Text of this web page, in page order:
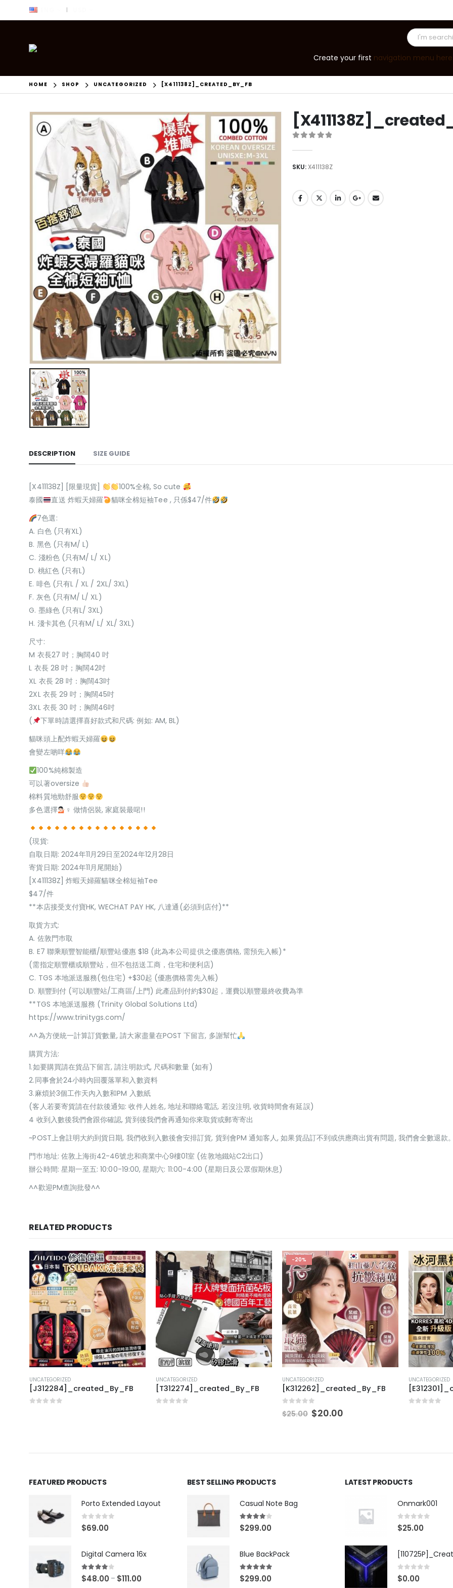
|
Create your first navigation menu here
HOME SHOP UNCATEGORIZED [X411138Z]_CREATED_BY_FB
SKU:X411138Z
DESCRIPTION SIZE GUIDE
[X411138Z] [限量現貨]
100%全棉, So cute
泰國
直送 炸蝦天婦羅
貓咪全棉短袖Tee , 只係$47/件
7色選:
A. 白色 (只有XL)
B. 黑色 (只有M/ L)
C. 淺粉色 (只有M/ L/ XL)
D. 桃紅色 (只有L)
E. 啡色 (只有L / XL / 2XL/ 3XL)
F. 灰色 (只有M/ L/ XL)
G. 墨綠色 (只有L/ 3XL)
H. 淺卡其色 (只有M/ L/ XL/ 3XL)
尺寸:
M 衣長27 吋；胸闊40 吋
L 衣長 28 吋；胸闊42吋
XL 衣長 28 吋：胸闊43吋
2XL 衣長 29 吋；胸闊45吋
3XL 衣長 30 吋；胸闊46吋
(
下單時請選擇喜好款式和尺碼: 例如: AM, BL)
貓咪頭上配炸蝦天婦羅
會變左啲咩
100%純棉製造
可以著oversize
棉料質地勁舒服
多色選擇
‍♀ 做情侶裝, 家庭裝最啱!!
(現貨:
自取日期: 2024年11月29日至2024年12月28日
寄貨日期: 2024年11月尾開始)
[X411138Z] 炸蝦天婦羅貓咪全棉短袖Tee
$47/件
**本店接受支付寶HK, WECHAT PAY HK, 八達通(必須到店付)**
取貨方式:
A. 佐敦門巿取
B. E7 聯乘順豐智能櫃/順豐站優惠 $18 (此為本公司提供之優惠價格, 需預先入帳)*
(需指定順豐櫃或順豐站，但不包括送工商，住宅和便利店)
C. TGS 本地派送服務(包住宅) +$30起 (優惠價格需先入帳)
D. 順豐到付 (可以順豐站/工商區/上門) 此產品到付約$30起，運費以順豐最終收費為準
**TGS 本地派送服務 (Trinity Global Solutions Ltd)
https://www.trinitygs.com/
^^為方便統一計算訂貨數量, 請大家盡量在POST 下留言, 多謝幫忙
購買方法:
1.如要購買請在貨品下留言, 請注明款式, 尺碼和數量 (如有)
2.同事會於24小時內回覆落單和入數資料
3.麻煩於3個工作天內入數和PM 入數紙
(客人若要寄貨請在付款後通知: 收件人姓名, 地址和聯絡電話, 若沒注明, 收貨時間會有延誤)
4 收到入數後我們會跟你確認, 貨到後我們會再通知你來取貨或郵寄寄出
~POST上會註明大約到貨日期, 我們收到入數後會安排訂貨, 貨到會PM 通知客人, 如果貨品訂不到或供應商出貨有問題, 我們會全數退款
門巿地址: 佐敦上海街42-46號忠和商業中心9樓01室 (佐敦地鐵站C2出口)
辦公時間: 星期一至五: 10:00-19:00, 星期六: 11:00-4:00 (星期日及公眾假期休息)
^^歡迎PM查詢批發^^
RELATED PRODUCTS
UNCATEGORIZED
[J312284]_created_By_FB
UNCATEGORIZED
[T312274]_created_By_FB
-20%
UNCATEGORIZED
[K312262]_created_By_FB
out of 5
$25.00 $20.00
UNCATEGORIZED
FEATURED PRODUCTS
Porto Extended Layout
0 out of 5
$69.00
Digital Camera 16x
4.00 out of 5
$48.00 – $111.00
BEST SELLING PRODUCTS
Casual Note Bag
4.00out of 5
$299.00
Blue BackPack
5.00out of 5
$299.00
LATEST PRODUCTS
Onmark001
0 out of 5
$25.00
0 out of 5
$0.00